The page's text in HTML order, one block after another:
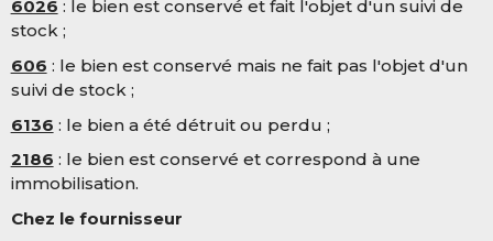
6026 : le bien est conservé et fait l'objet d'un suivi de
stock ;
606 : le bien est conservé mais ne fait pas l'objet d'un
suivi de stock ;
6136 : le bien a été détruit ou perdu ;
2186 : le bien est conservé et correspond à une
immobilisation.
Chez le fournisseur